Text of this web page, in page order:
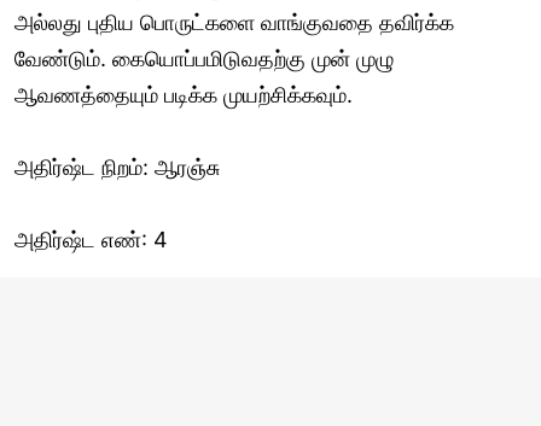
அல்லது புதிய பொருட்களை வாங்குவதை தவிர்க்க
வேண்டும். கையொப்பமிடுவதற்கு முன் முழு
ஆவணத்தையும் படிக்க முயற்சிக்கவும்.
அதிர்ஷ்ட நிறம்: ஆரஞ்சு
அதிர்ஷ்ட எண்: 4